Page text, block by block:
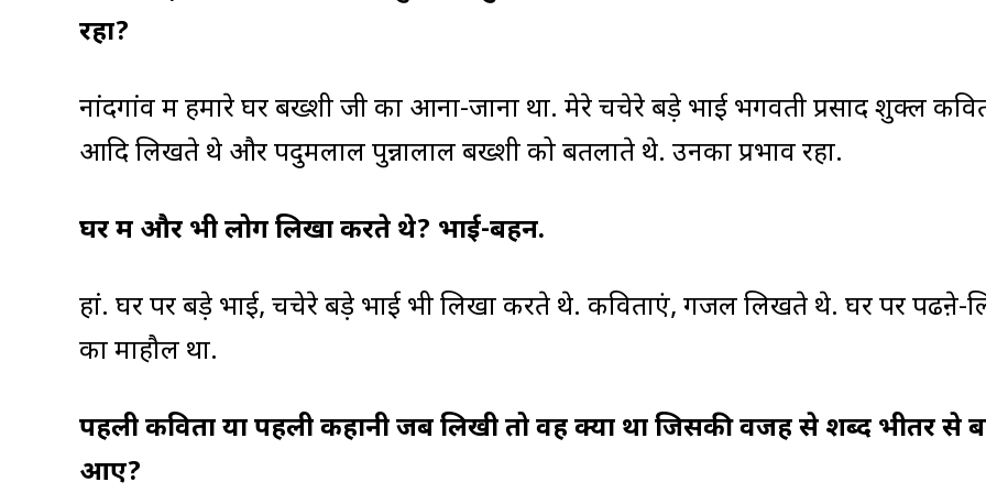
रहा?
नांदगांव में हमारे घर बख्शी जी का आना-जाना था. मेरे चचेरे बड़े भाई भगवती प्रसाद शुक्ल
आदि लिखते थे और पदुमलाल पुन्नालाल बख्शी को बतलाते थे. उनका प्रभाव रहा.
घर में और भी लोग लिखा करते थे? भाई-बहन.
हां. घर पर बड़े भाई, चचेरे बड़े भाई भी लिखा करते थे. कविताएं, गजल लिखते थे. घर पर पढऩे-
का माहौल था.
पहली कविता या पहली कहानी जब लिखी तो वह क्या था जिसकी वजह से शब्द भीतर से
आए?